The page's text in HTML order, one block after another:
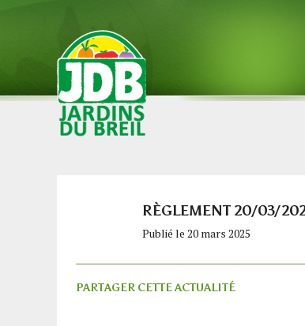
RÈGLEMENT 20/03/
Publié le 20 mars 2025
PARTAGER CETTE ACTUALITÉ